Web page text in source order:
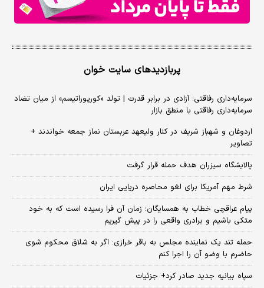
پربازدیدهای سایت خوان
سرمایه‌داری رفاقتی؛ آزادی در برابر قدرت | تولد «کورپوراتیسم» از میان تضاد
سرمایه‌داری رفاقتی با منطق بازار
اردوغان و شهباز شریف در کنار ولیعهد عربستان نماز جمعه خواندند +
تصاویر
پالایشگاه سیزران هدف حمله قرار گرفت
شرط مهم آمریکا برای لغو محاصره دریایی ایران
پیام عراقچی خطاب به همسایگان؛ زمان آن فرا رسیده است که به خود
متکی باشیم و برادری واقعی را در پیش گیریم
حمله تند یک نماینده مجلس به باقر خرازی: اگر به شلاق محکوم شوی
حاضرم با وضو آن را اجرا کنم
سپاه بیانیه جدید صادر کرد+ جزئیات